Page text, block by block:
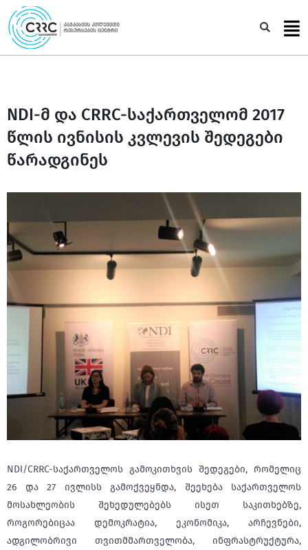
Skip
to
content
NDI-მ და CRRC-საქართველომ 2017
წლის ივნისის კვლევის შედეგები
წარადგინეს
NDI/CRRC-საქართველოს გამოკითხვის შედეგები, რომელიც
26 და 27 ივლისს გამოქვეყნდა, შეეხება საქართველოს
მოსახლეობის შეხედულებებს ისეთ საკითხებზე,
როგორებიცაა დემოკრატია, ეკონომიკა, არჩევნები,
ადგილობრივი თვითმმართველობა, ინფრასტრუქტურა,